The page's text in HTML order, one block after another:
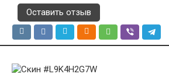
Оставить отзыв